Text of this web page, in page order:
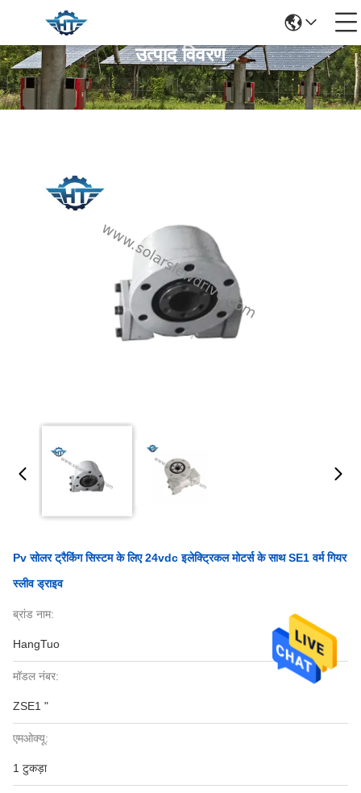
उत्पाद विवरण
Pv सोलर ट्रैकिंग सिस्टम के लिए 24vdc इलेक्ट्रिकल मोटर्स के साथ SE1 वर्म गियर
स्लीव ड्राइव
ब्रांड नाम:
HangTuo
मॉडल नंबर:
ZSE1 "
एमओक्यू:
1 टुकड़ा